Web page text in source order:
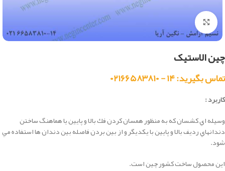
بزرگنمایی تصویر
چین الاستیک
تماس بگیرید: ۱۴ - ۰۲۱۶۶۵۸۳۸۱۰
کاربرد :
وسيله اي كشسان كه به منظور همسان كردن فك بالا و پايين يا هماهنگ ساختن
دندانهاي رديف بالا و پايين با يكديگر و از بين بردن فاصله بين دندان ها استفاده مي
شود.
این محصول ساخت کشور چین است.